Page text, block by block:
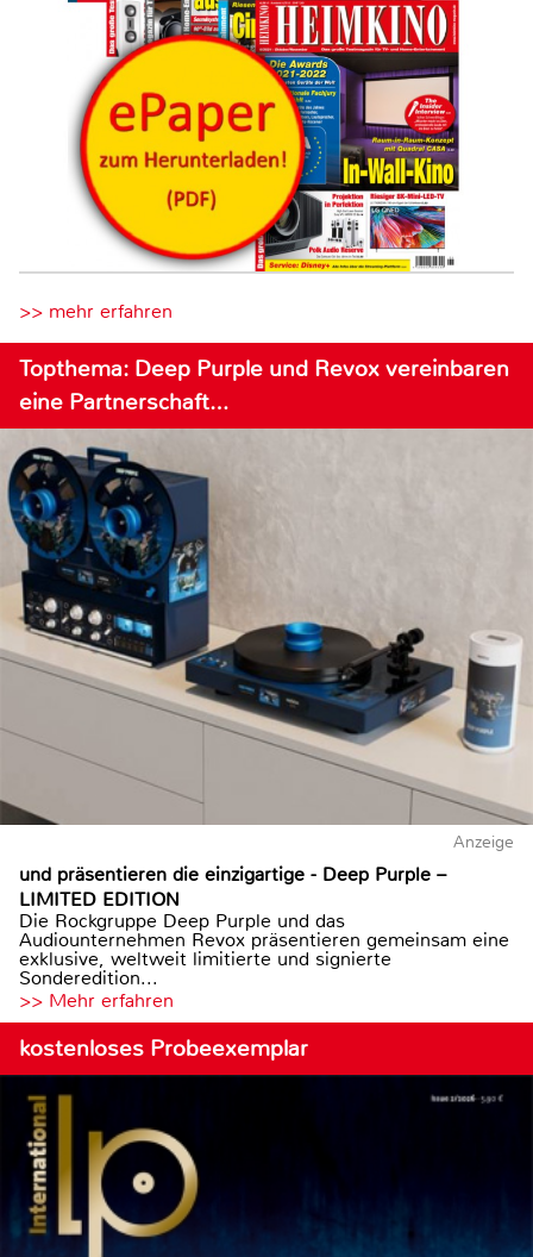
>> mehr erfahren
Topthema: Deep Purple und Revox vereinbaren
eine Partnerschaft…
Anzeige
und präsentieren die einzigartige - Deep Purple –
LIMITED EDITION
Die Rockgruppe Deep Purple und das
Audiounternehmen Revox präsentieren gemeinsam eine
exklusive, weltweit limitierte und signierte
Sonderedition...
>> Mehr erfahren
kostenloses Probeexemplar